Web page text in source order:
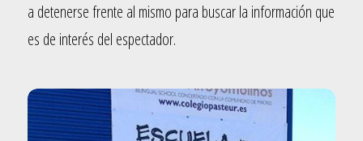
a detenerse frente al mismo para buscar la información que
es de interés del espectador.